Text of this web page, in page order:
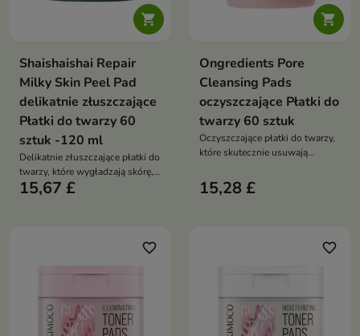

Shaishaishai Repair
Milky Skin Peel Pad
delikatnie złuszczające
Płatki do twarzy 60
sztuk -120 ml
Delikatnie złuszczające płatki do
twarzy, które wygładzają skórę,
nawilżają ją i przywracają jej
15,67 £

Ongredients Pore
Cleansing Pads
oczyszczające Płatki do
twarzy 60 sztuk
Oczyszczające płatki do twarzy,
które skutecznie usuwają
przywracają jej świeży,
promienny wygląd
15,28 £
favorite_border favorite_border